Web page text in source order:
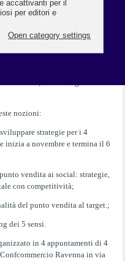
line natalizio: strategie,
attraverso l’esposizione
nozioni:
strategie per i 4
inizia a novembre e termina il 6
vendita ai social: strategie,
con competitività;
del punto vendita al target.;
dei 5 sensi.
in 4 appuntamenti di 4
Ravenna in via